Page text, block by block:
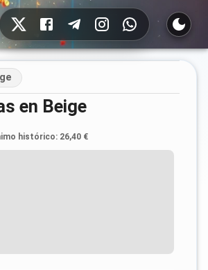
sociales
en Beige
histórico: 26,40 €